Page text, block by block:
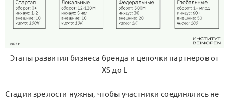
Этапы развития бизнеса бренда и цепочки партнеров от
XS до L
Стадии зрелости нужны, чтобы участники соединялись не